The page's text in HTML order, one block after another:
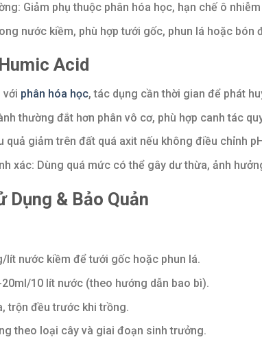
Giảm phụ thuộc phân hóa học, hạn chế ô
nước kiềm, phù hợp tưới gốc, phun lá hoặc bón
Acid
với phân hóa học, tác dụng cần thời gian để phát
thường đắt hơn phân vô cơ, phù hợp canh tác
quả giảm trên đất quá axit nếu không điều chỉnh
xác: Dùng quá mức có thể gây dư thừa, ảnh
Dụng & Bảo Quản
lít nước kiềm để tưới gốc hoặc phun lá.
10 lít nước (theo hướng dẫn bao bì).
trộn đều trước khi trồng.
theo loại cây và giai đoạn sinh trưởng.